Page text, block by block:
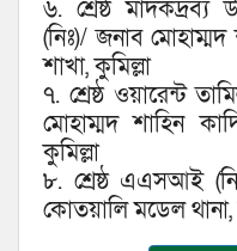
৬. শ্রেষ্ঠ
(নিঃ)/ জনাব
শাখা, কুমিল্লা
৭. শ্রেষ্ঠ ওয়ারেন্ট
মোহাম্মদ শাহিন
কুমিল্লা
৮. শ্রেষ্ঠ এএসআই
কোতয়ালি মডেল থানা,